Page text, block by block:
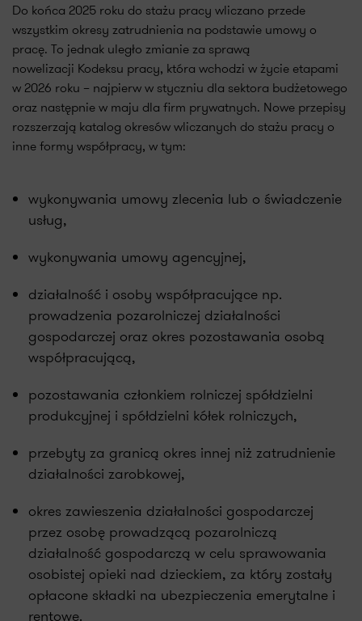
Do końca 2025 roku do stażu pracy wliczano przede
wszystkim okresy zatrudnienia na podstawie umowy o
pracę. To jednak uległo zmianie za sprawą
nowelizacji Kodeksu pracy, która wchodzi w życie etapami
w 2026 roku – najpierw w styczniu dla sektora budżetowego
oraz następnie w maju dla firm prywatnych. Nowe przepisy
rozszerzają katalog okresów wliczanych do stażu pracy o
inne formy współpracy, w tym:
wykonywania umowy zlecenia lub o świadczenie
usług,
wykonywania umowy agencyjnej,
działalność i osoby współpracujące np.
prowadzenia pozarolniczej działalności
gospodarczej oraz okres pozostawania osobą
współpracującą,
pozostawania członkiem rolniczej spółdzielni
produkcyjnej i spółdzielni kółek rolniczych,
przebyty za granicą okres innej niż zatrudnienie
działalności zarobkowej,
okres zawieszenia działalności gospodarczej
przez osobę prowadzącą pozarolniczą
działalność gospodarczą w celu sprawowania
osobistej opieki nad dzieckiem, za który zostały
opłacone składki na ubezpieczenia emerytalne i
rentowe.